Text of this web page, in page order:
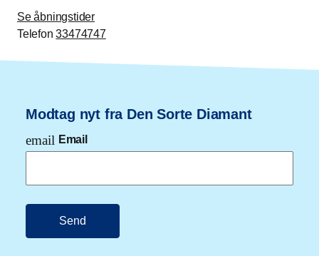
Se åbningstider
Telefon33474747
Modtag nyt fra Den Sorte Diamant
email Email